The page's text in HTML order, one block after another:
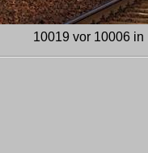
10019 vor 10006